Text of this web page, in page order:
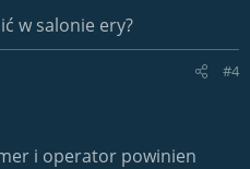
w salonie ery?
#4
i operator powinien